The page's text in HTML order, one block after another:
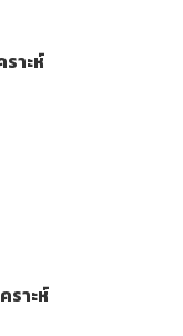
าะห์
ราะห์